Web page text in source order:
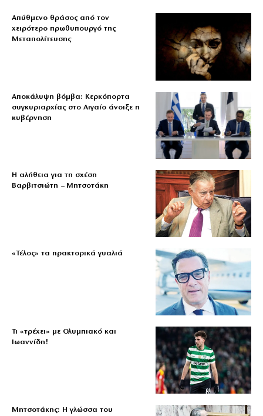
Απύθμενο θράσος από τον
χειρότερο πρωθυπουργό της
Μεταπολίτευσης
Αποκάλυψη βόμβα: Κερκόπορτα
συγκυριαρχίας στο Αιγαίο άνοιξε η
κυβέρνηση
Η αλήθεια για τη σχέση
Βαρβιτσιώτη – Μητσοτάκη
«Τέλος» τα πρακτορικά γυαλιά
Τι «τρέχει» με Ολυμπιακό και
Ιωαννίδη!
Μητσοτάκης: Η γλώσσα του